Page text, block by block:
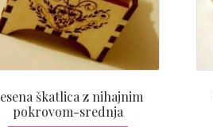
škatlica z nihajnim
pokrovom-srednja